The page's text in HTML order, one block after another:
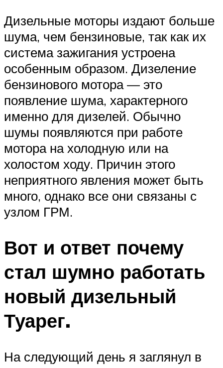
Дизельные моторы издают больше
шума, чем бензиновые, так как их
система зажигания устроена
особенным образом. Дизеление
бензинового мотора — это
появление шума, характерного
именно для дизелей. Обычно
шумы появляются при работе
мотора на холодную или на
холостом ходу. Причин этого
неприятного явления может быть
много, однако все они связаны с
узлом ГРМ.
Вот и ответ почему
стал шумно работать
новый дизельный
Туарег.
На следующий день я заглянул в